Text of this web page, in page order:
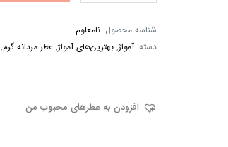
شناسه محصول: نامعلوم
دسته: آمواژ, بهترین‌های آمواژ, عطر مردانه گرم,
افزودن به عطرهای محبوب من